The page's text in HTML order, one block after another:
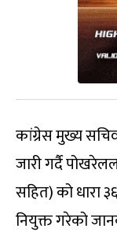
कांग्रेस मुख्य
जारी गर्दै
सहित) को धारा
नियुक्त गरेको